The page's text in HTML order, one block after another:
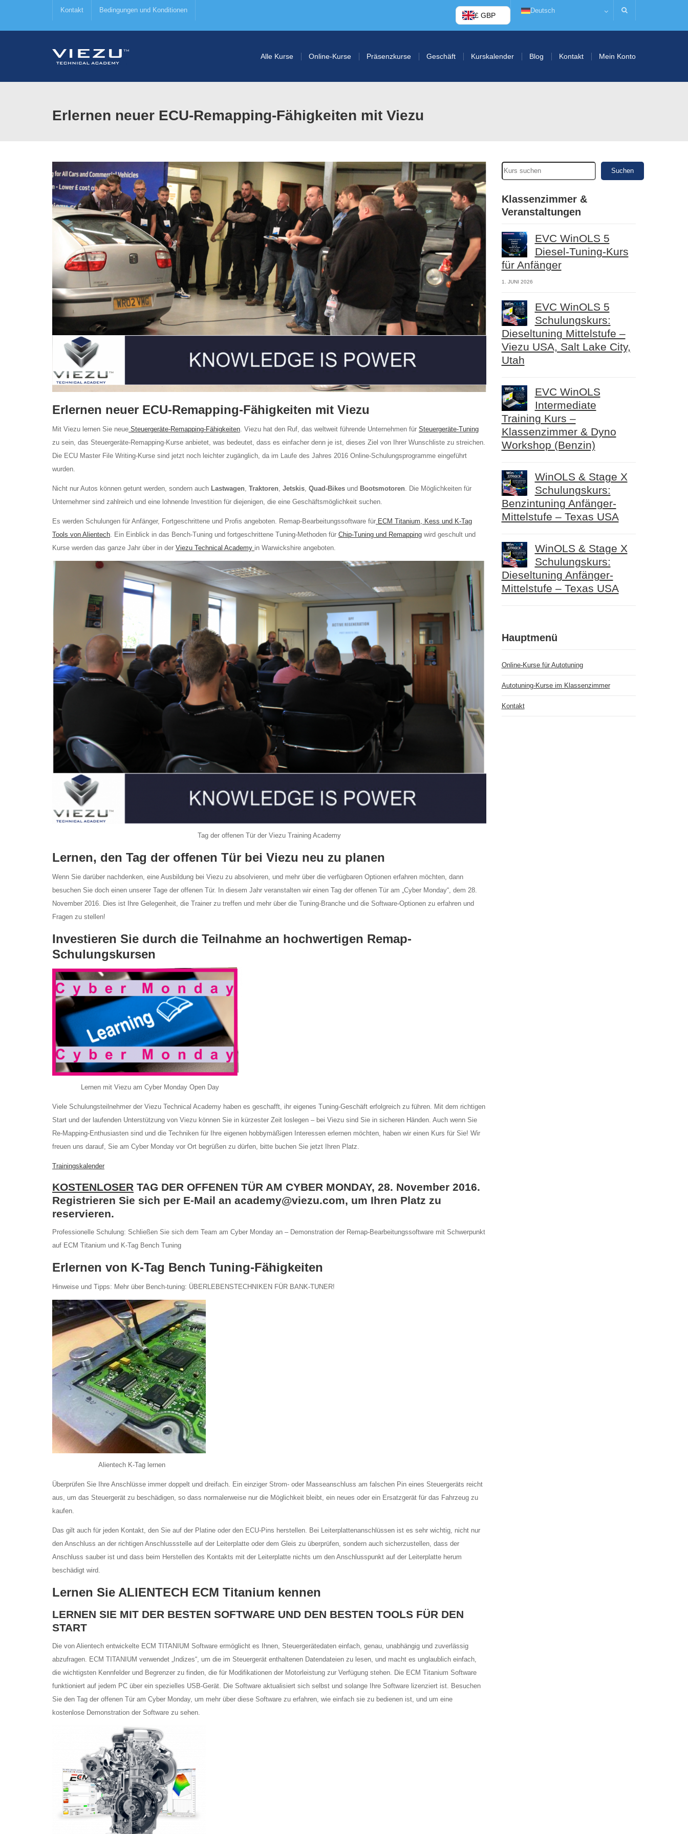
Kontakt Bedingungen und Konditionen
£ GBP
Deutsch
Alle Kurse Online-Kurse Präsenzkurse Geschäft Kurskalender Blog Kontakt Mein Konto
Erlernen neuer ECU-Remapping-Fähigkeiten mit Viezu
Erlernen neuer ECU-Remapping-Fähigkeiten mit Viezu
Mit Viezu lernen Sie neue Steuergeräte-Remapping-Fähigkeiten. Viezu hat den Ruf, das weltweit führende Unternehmen für Steuergeräte-Tuning
zu sein, das Steuergeräte-Remapping-Kurse anbietet, was bedeutet, dass es einfacher denn je ist, dieses Ziel von Ihrer Wunschliste zu streichen.
Die ECU Master File Writing-Kurse sind jetzt noch leichter zugänglich, da im Laufe des Jahres 2016 Online-Schulungsprogramme eingeführt
wurden.
Nicht nur Autos können getunt werden, sondern auch Lastwagen, Traktoren, Jetskis, Quad-Bikes und Bootsmotoren. Die Möglichkeiten für
Unternehmer sind zahlreich und eine lohnende Investition für diejenigen, die eine Geschäftsmöglichkeit suchen.
Es werden Schulungen für Anfänger, Fortgeschrittene und Profis angeboten. Remap-Bearbeitungssoftware für ECM Titanium, Kess und K-Tag
Tools von Alientech. Ein Einblick in das Bench-Tuning und fortgeschrittene Tuning-Methoden für Chip-Tuning und Remapping wird geschult und
Kurse werden das ganze Jahr über in der Viezu Technical Academy in Warwickshire angeboten.
Tag der offenen Tür der Viezu Training Academy
Lernen, den Tag der offenen Tür bei Viezu neu zu planen
Wenn Sie darüber nachdenken, eine Ausbildung bei Viezu zu absolvieren, und mehr über die verfügbaren Optionen erfahren möchten, dann
besuchen Sie doch einen unserer Tage der offenen Tür. In diesem Jahr veranstalten wir einen Tag der offenen Tür am „Cyber Monday“, dem 28.
November 2016. Dies ist Ihre Gelegenheit, die Trainer zu treffen und mehr über die Tuning-Branche und die Software-Optionen zu erfahren und
Fragen zu stellen!
Investieren Sie durch die Teilnahme an hochwertigen Remap-
Schulungskursen
Lernen mit Viezu am Cyber Monday Open Day
Viele Schulungsteilnehmer der Viezu Technical Academy haben es geschafft, ihr eigenes Tuning-Geschäft erfolgreich zu führen. Mit dem richtigen
Start und der laufenden Unterstützung von Viezu können Sie in kürzester Zeit loslegen – bei Viezu sind Sie in sicheren Händen. Auch wenn Sie
Re-Mapping-Enthusiasten sind und die Techniken für Ihre eigenen hobbymäßigen Interessen erlernen möchten, haben wir einen Kurs für Sie! Wir
freuen uns darauf, Sie am Cyber Monday vor Ort begrüßen zu dürfen, bitte buchen Sie jetzt Ihren Platz.
Trainingskalender
KOSTENLOSER TAG DER OFFENEN TÜR AM CYBER MONDAY, 28. November 2016.
Registrieren Sie sich per E-Mail an academy@viezu.com, um Ihren Platz zu
reservieren.
Professionelle Schulung: Schließen Sie sich dem Team am Cyber Monday an – Demonstration der Remap-Bearbeitungssoftware mit Schwerpunkt
auf ECM Titanium und K-Tag Bench Tuning
Erlernen von K-Tag Bench Tuning-Fähigkeiten
Hinweise und Tipps: Mehr über Bench-tuning: ÜBERLEBENSTECHNIKEN FÜR BANK-TUNER!
Alientech K-Tag lernen
Überprüfen Sie Ihre Anschlüsse immer doppelt und dreifach. Ein einziger Strom- oder Masseanschluss am falschen Pin eines Steuergeräts reicht
aus, um das Steuergerät zu beschädigen, so dass normalerweise nur die Möglichkeit bleibt, ein neues oder ein Ersatzgerät für das Fahrzeug zu
kaufen.
Das gilt auch für jeden Kontakt, den Sie auf der Platine oder den ECU-Pins herstellen. Bei Leiterplattenanschlüssen ist es sehr wichtig, nicht nur
den Anschluss an der richtigen Anschlussstelle auf der Leiterplatte oder dem Gleis zu überprüfen, sondern auch sicherzustellen, dass der
Anschluss sauber ist und dass beim Herstellen des Kontakts mit der Leiterplatte nichts um den Anschlusspunkt auf der Leiterplatte herum
beschädigt wird.
Lernen Sie ALIENTECH ECM Titanium kennen
LERNEN SIE MIT DER BESTEN SOFTWARE UND DEN BESTEN TOOLS FÜR DEN
START
Die von Alientech entwickelte ECM TITANIUM Software ermöglicht es Ihnen, Steuergerätedaten einfach, genau, unabhängig und zuverlässig
abzufragen. ECM TITANIUM verwendet „Indizes“, um die im Steuergerät enthaltenen Datendateien zu lesen, und macht es unglaublich einfach,
die wichtigsten Kennfelder und Begrenzer zu finden, die für Modifikationen der Motorleistung zur Verfügung stehen. Die ECM Titanium Software
funktioniert auf jedem PC über ein spezielles USB-Gerät. Die Software aktualisiert sich selbst und solange Ihre Software lizenziert ist. Besuchen
Sie den Tag der offenen Tür am Cyber Monday, um mehr über diese Software zu erfahren, wie einfach sie zu bedienen ist, und um eine
kostenlose Demonstration der Software zu sehen.
Suchen
Klassenzimmer &
Veranstaltungen
EVC WinOLS 5
Diesel-Tuning-Kurs
für Anfänger
1. JUNI 2026
EVC WinOLS 5
Schulungskurs:
Dieseltuning Mittelstufe –
Viezu USA, Salt Lake City,
Utah
EVC WinOLS
Intermediate
Training Kurs –
Klassenzimmer & Dyno
Workshop (Benzin)
WinOLS & Stage X
Schulungskurs:
Benzintuning Anfänger-
Mittelstufe – Texas USA
WinOLS & Stage X
Schulungskurs:
Dieseltuning Anfänger-
Mittelstufe – Texas USA
Hauptmenü
Online-Kurse für Autotuning
Autotuning-Kurse im Klassenzimmer
Kontakt